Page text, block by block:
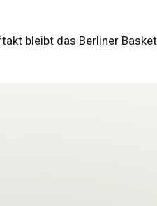
bleibt das Berliner